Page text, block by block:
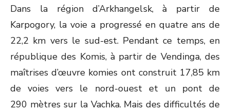
Dans la région d’Arkhangelsk, à partir de
Karpogory, la voie a progressé en quatre ans de
22,2 km vers le sud-est. Pendant ce temps, en
république des Komis, à partir de Vendinga, des
maîtrises d’œuvre komies ont construit 17,85 km
de voies vers le nord-ouest et un pont de
290 mètres sur la Vachka. Mais des difficultés de